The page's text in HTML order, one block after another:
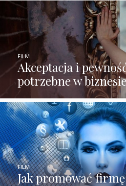
Akceptacja i
potrzebne w
FILM
Jak promować
FILM